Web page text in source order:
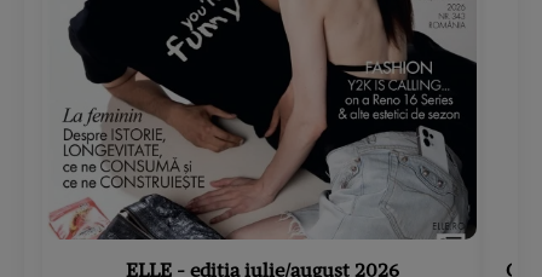
ELLE - ediția iulie/august 2026